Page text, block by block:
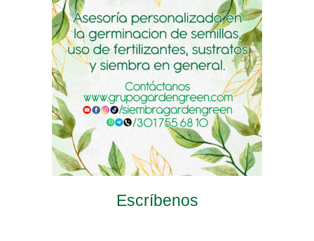
página
de
producto
la
página
de
producto
en
la
página
de
producto
Escríbenos